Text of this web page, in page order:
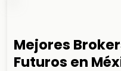
Mejores
Futuros en